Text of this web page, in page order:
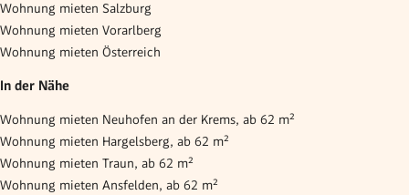
Wohnung mieten Salzburg
Wohnung mieten Vorarlberg
Wohnung mieten Österreich
In der Nähe
Wohnung mieten Neuhofen an der Krems, ab 62 m²
Wohnung mieten Hargelsberg, ab 62 m²
Wohnung mieten Traun, ab 62 m²
Wohnung mieten Ansfelden, ab 62 m²